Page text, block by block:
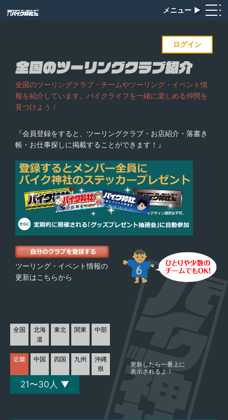
メニュー ▶︎
ログイン
全国のツーリングクラブ・チームやツーリング・イベント情
報を紹介しています。バイクライフを一緒に楽しめる仲間を
見つけよう！
『会員登録をすると、ツーリングクラブ・お店紹介・落書き
帳・お仕事探しに掲載することができます！』
ツーリング・イベント情報の
更新はこちらから
全国
北海
道
東北 関東 中部
近畿 中国 四国 九州
沖縄
県
更新したら一番上に
表示されるよ！
21〜30人 ▼